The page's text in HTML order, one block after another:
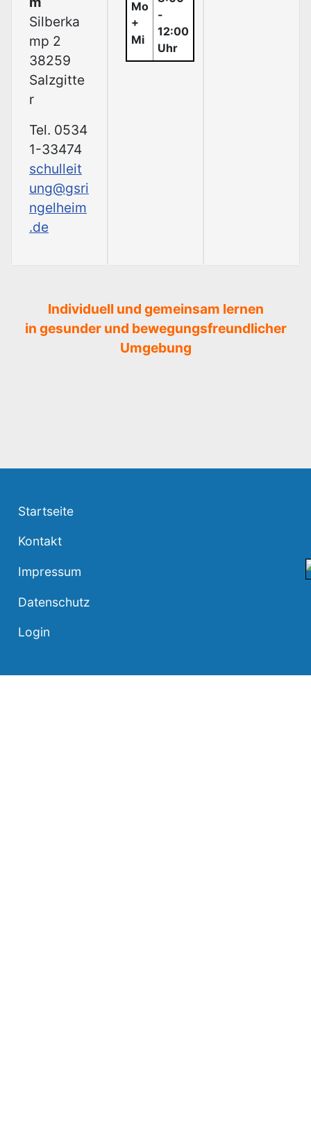
Silberka
mp 2
38259
Salzgitte
r
Tel. 0534
1-33474
schulleit
ung@gsri
ngelheim
.de
Mo
+
Mi
-
12:00
Uhr
Individuell und gemeinsam lernen
in gesunder und bewegungsfreundlicher
Umgebung
Startseite
Kontakt
Impressum
Datenschutz
Login